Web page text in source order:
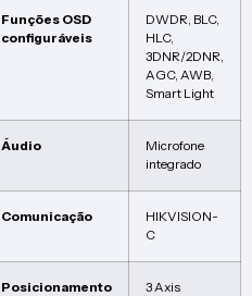
Funções OSD
configuráveis
DWDR, BLC,
HLC,
3DNR/2DNR,
AGC, AWB,
Smart Light
Áudio
Microfone
integrado
Comunicação
HIKVISION-
C
Posicionamento
3 Axis